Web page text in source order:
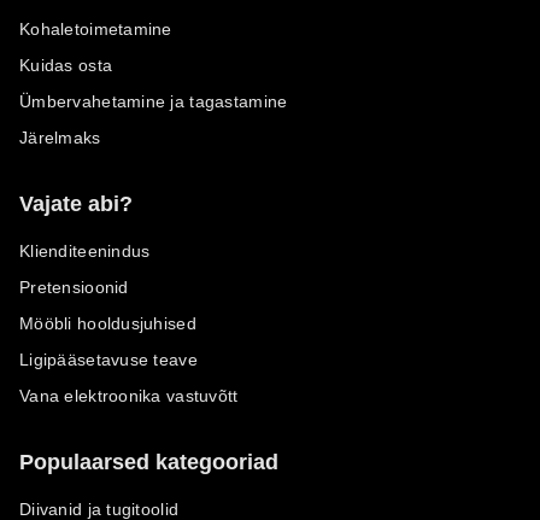
Kohaletoimetamine
Kuidas osta
Ümbervahetamine ja tagastamine
Järelmaks
Vajate abi?
Klienditeenindus
Pretensioonid
Mööbli hooldusjuhised
Ligipääsetavuse teave
Vana elektroonika vastuvõtt
Populaarsed kategooriad
Diivanid ja tugitoolid